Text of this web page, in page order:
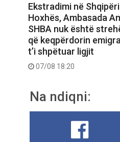
Ekstradimi në
Hoxhës, Ambasada
SHBA nuk është
që keqpërdorin
t’i shpëtuar ligjit
07/08 18:20
Na ndiqni: